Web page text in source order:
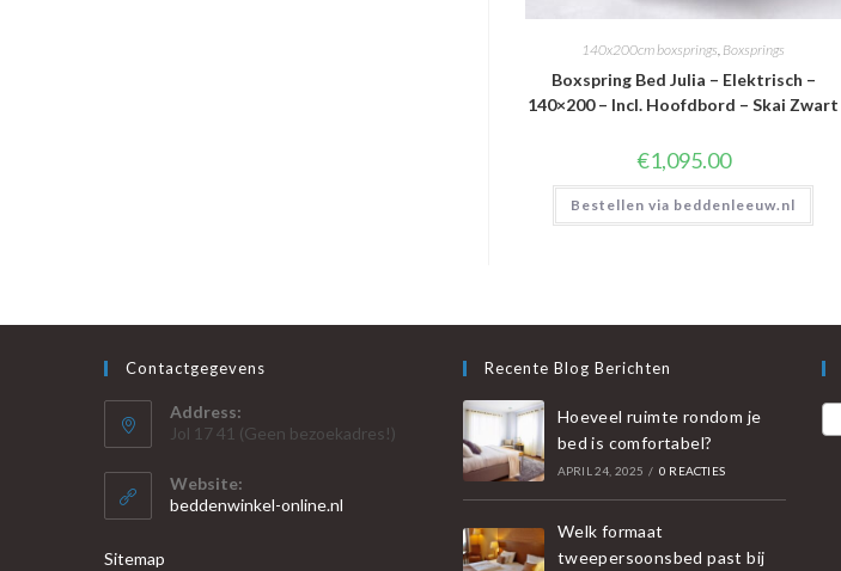
140x200cm boxsprings, Boxsprings
Boxspring Bed Julia – Elektrisch –
140×200 – Incl. Hoofdbord – Skai Zwart
€1,095.00
Bestellen via beddenleeuw.nl
Contactgegevens
Address:
Jol 17 41 (Geen bezoekadres!)
Website:
beddenwinkel-online.nl
Sitemap
Recente Blog Berichten
Hoeveel ruimte rondom je
bed is comfortabel?
APRIL 24, 2025 / 0 REACTIES
Welk formaat
tweepersoonsbed past bij